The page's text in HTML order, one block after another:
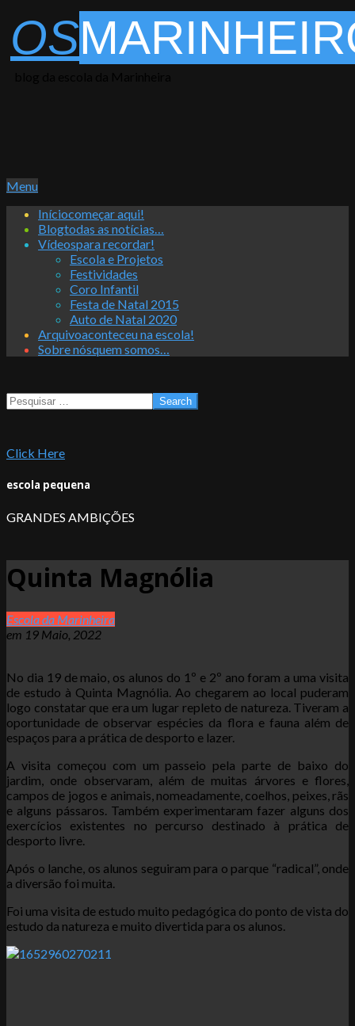
to
content
OS
Primary
Menu
Menu
Iníciocomeçar aqui!
Blogtodas as notícias…
Vídeospara recordar!
Escola e Projetos
Festividades
Coro Infantil
Festa de Natal 2015
Auto de Natal 2020
Arquivoaconteceu na escola!
Sobre nósquem somos…
Search
Click Here
escola pequena
GRANDES AMBIÇÕES
Quinta Magnólia
Escola da Marinheira
em 19 Maio, 2022
No dia 19 de maio, os alunos do 1º e 2º ano foram a uma visita
de estudo à Quinta Magnólia. Ao chegarem ao local puderam
logo constatar que era um lugar repleto de natureza. Tiveram a
oportunidade de observar espécies da flora e fauna além de
espaços para a prática de desporto e lazer.
A visita começou com um passeio pela parte de baixo do
jardim, onde observaram, além de muitas árvores e flores,
campos de jogos e animais, nomeadamente, coelhos, peixes, rãs
e alguns pássaros. Também experimentaram fazer alguns dos
exercícios existentes no percurso destinado à prática de
desporto livre.
Após o lanche, os alunos seguiram para o parque “radical”, onde
a diversão foi muita.
Foi uma visita de estudo muito pedagógica do ponto de vista do
estudo da natureza e muito divertida para os alunos.